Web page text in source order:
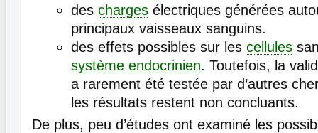
des charges électriques générées
principaux vaisseaux sanguins.
des effets possibles sur les cellules
système endocrinien. Toutefois, la
a rarement été testée par d’autres
les résultats restent non concluants.
De plus, peu d’études ont examiné les